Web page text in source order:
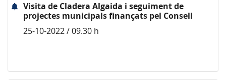
Visita de Cladera Algaida i seguiment de
projectes municipals finançats pel Consell
25-10-2022 / 09.30 h